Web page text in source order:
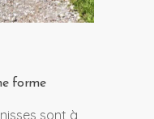
forme
sont à